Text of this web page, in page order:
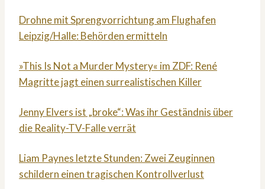
Drohne mit Sprengvorrichtung am Flughafen
Leipzig/Halle: Behörden ermitteln
»This Is Not a Murder Mystery« im ZDF: René
Magritte jagt einen surrealistischen Killer
Jenny Elvers ist „broke“: Was ihr Geständnis über
die Reality-TV-Falle verrät
Liam Paynes letzte Stunden: Zwei Zeuginnen
schildern einen tragischen Kontrollverlust